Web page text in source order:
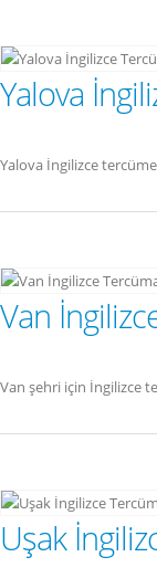
Yalova
Yalova İngilizce
Van
Van şehri için İngilizce
Uşak